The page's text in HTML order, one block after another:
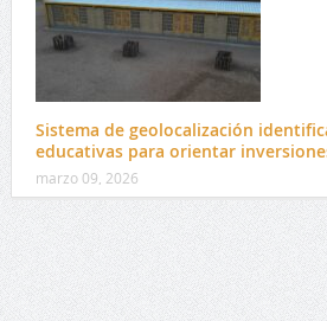
Sistema de geolocalización
educativas para orientar
marzo 09, 2026